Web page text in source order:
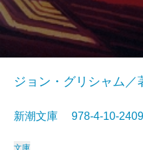
ジョン・グリシャム／
新潮文庫 978-4-10-
文庫